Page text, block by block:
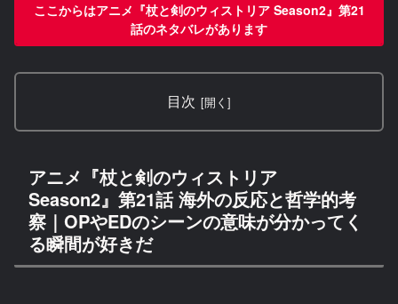
ここからはアニメ『杖と剣のウィストリア Season2』第21
話のネタバレがあります
目次
アニメ『杖と剣のウィストリア
Season2』第21話 海外の反応と哲学的考
察｜OPやEDのシーンの意味が分かってく
る瞬間が好きだ